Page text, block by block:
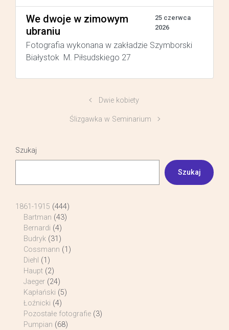
We dwoje w zimowym
ubraniu
25 czerwca
2026
Fotografia wykonana w zakładzie Szymborski
Białystok M. Piłsudskiego 27
Dwie kobiety
Ślizgawka w Seminarium
Szukaj
Szukaj
1861-1915 (444)
Bartman (43)
Bernardi (4)
Budryk (31)
Cossmann (1)
Diehl (1)
Haupt (2)
Jaeger (24)
Kapłański (5)
Łoźnicki (4)
Pozostałe fotografie (3)
Pumpian (68)